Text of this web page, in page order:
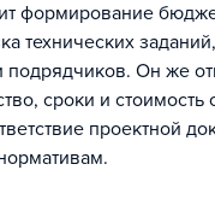
формирование
технических
подрядчиков. Он же
сроки и стоимость
проектной